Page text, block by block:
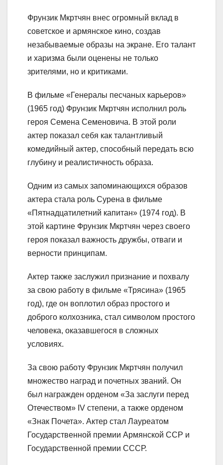
Фрунзик Мкртчян внес огромный вклад в
советское и армянское кино, создав
незабываемые образы на экране. Его талант
и харизма были оценены не только
зрителями, но и критиками.
В фильме «Генералы песчаных карьеров»
(1965 год) Фрунзик Мкртчян исполнил роль
героя Семена Семеновича. В этой роли
актер показал себя как талантливый
комедийный актер, способный передать всю
глубину и реалистичность образа.
Одним из самых запоминающихся образов
актера стала роль Сурена в фильме
«Пятнадцатилетний капитан» (1974 год). В
этой картине Фрунзик Мкртчян через своего
героя показал важность дружбы, отваги и
верности принципам.
Актер также заслужил признание и похвалу
за свою работу в фильме «Трясина» (1965
год), где он воплотил образ простого и
доброго колхозника, стал символом простого
человека, оказавшегося в сложных
условиях.
За свою работу Фрунзик Мкртчян получил
множество наград и почетных званий. Он
был награжден орденом «За заслуги перед
Отечеством» IV степени, а также орденом
«Знак Почета». Актер стал Лауреатом
Государственной премии Армянской ССР и
Государственной премии СССР.